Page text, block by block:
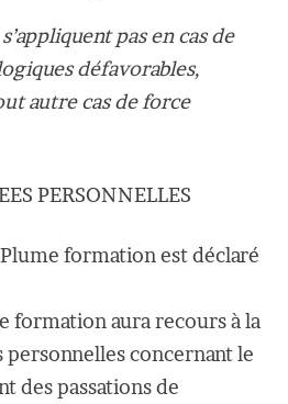
pas en cas de
défavorables,
autre cas de force
PERSONNELLES
formation est déclaré
formation aura recours à la
personnelles concernant le
des passations de